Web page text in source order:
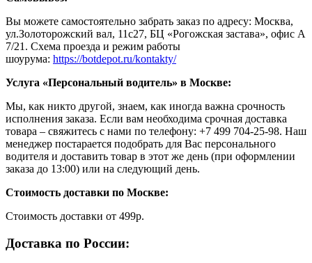
Вы можете самостоятельно забрать заказ по адресу: Москва,
ул.Золоторожский вал, 11с27, БЦ «Рогожская застава», офис А
7/21. Схема проезда и режим работы
шоурума: https://botdepot.ru/kontakty/
Услуга «Персональный водитель» в Москве:
Мы, как никто другой, знаем, как иногда важна срочность
исполнения заказа. Если вам необходима срочная доставка
товара – свяжитесь с нами по телефону: +7 499 704-25-98. Наш
менеджер постарается подобрать для Вас персонального
водителя и доставить товар в этот же день (при оформлении
заказа до 13:00) или на следующий день.
Стоимость доставки по Москве:
Cтоимость доставки от 499р.
Доставка по России: